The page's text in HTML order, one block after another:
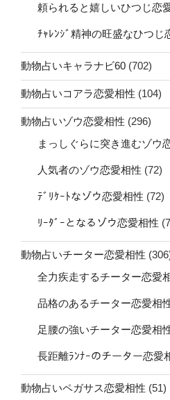
頼られると嬉しいひつじ恋
ﾁｬﾚﾝｼﾞ精神の旺盛なひつじ
動物占いキャラナビ60 (702)
動物占いコアラ恋愛相性 (104)
動物占いゾウ恋愛相性 (296)
まっしぐらに突き進むゾウ
人気者のゾウ恋愛相性 (72)
ﾃﾞﾘｹｰﾄなゾウ恋愛相性 (72)
ﾘｰﾀﾞｰとなるゾウ恋愛相性
動物占いチーター恋愛相性
全力疾走するチーター恋愛
品格のあるチーター恋愛相
足腰の強いチーター恋愛相
長距離ﾗﾝﾅｰのチーター恋愛
動物占いペガサス恋愛相性 (51)